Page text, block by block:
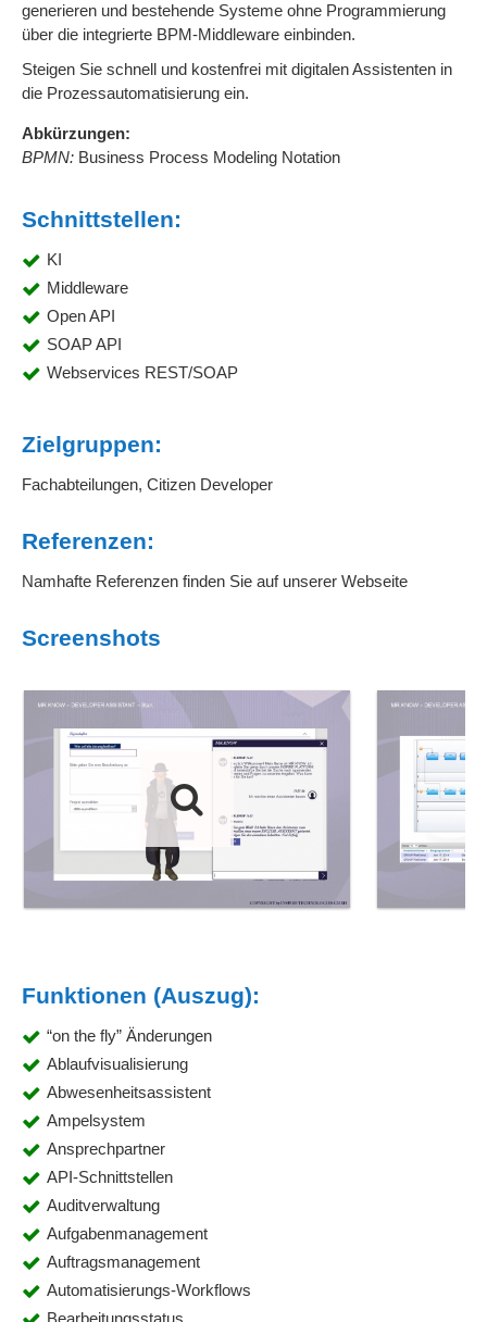
generieren und bestehende Systeme ohne Programmierung
über die integrierte BPM-Middleware einbinden.
Steigen Sie schnell und kostenfrei mit digitalen Assistenten in
die Prozessautomatisierung ein.
Abkürzungen:
BPMN: Business Process Modeling Notation
Schnittstellen:
KI
Middleware
Open API
SOAP API
Webservices REST/SOAP
Zielgruppen:
Fachabteilungen, Citizen Developer
Referenzen:
Namhafte Referenzen finden Sie auf unserer Webseite
Screenshots
Funktionen (Auszug):
“on the fly” Änderungen
Ablaufvisualisierung
Abwesenheitsassistent
Ampelsystem
Ansprechpartner
API-Schnittstellen
Auditverwaltung
Aufgabenmanagement
Auftragsmanagement
Automatisierungs-Workflows
Bearbeitungsstatus